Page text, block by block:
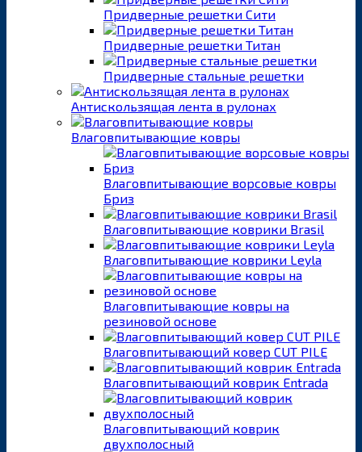
Придверные решетки Сити
Придверные решетки Титан
Придверные стальные решетки
Антискользящая лента в рулонах
Влаговпитывающие ковры
Влаговпитывающие ворсовые ковры
Бриз
Влаговпитывающие коврики Brasil
Влаговпитывающие коврики Leyla
Влаговпитывающие ковры на
резиновой основе
Влаговпитывающий ковер CUT PILE
Влаговпитывающий коврик Entrada
Влаговпитывающий коврик
двухполосный